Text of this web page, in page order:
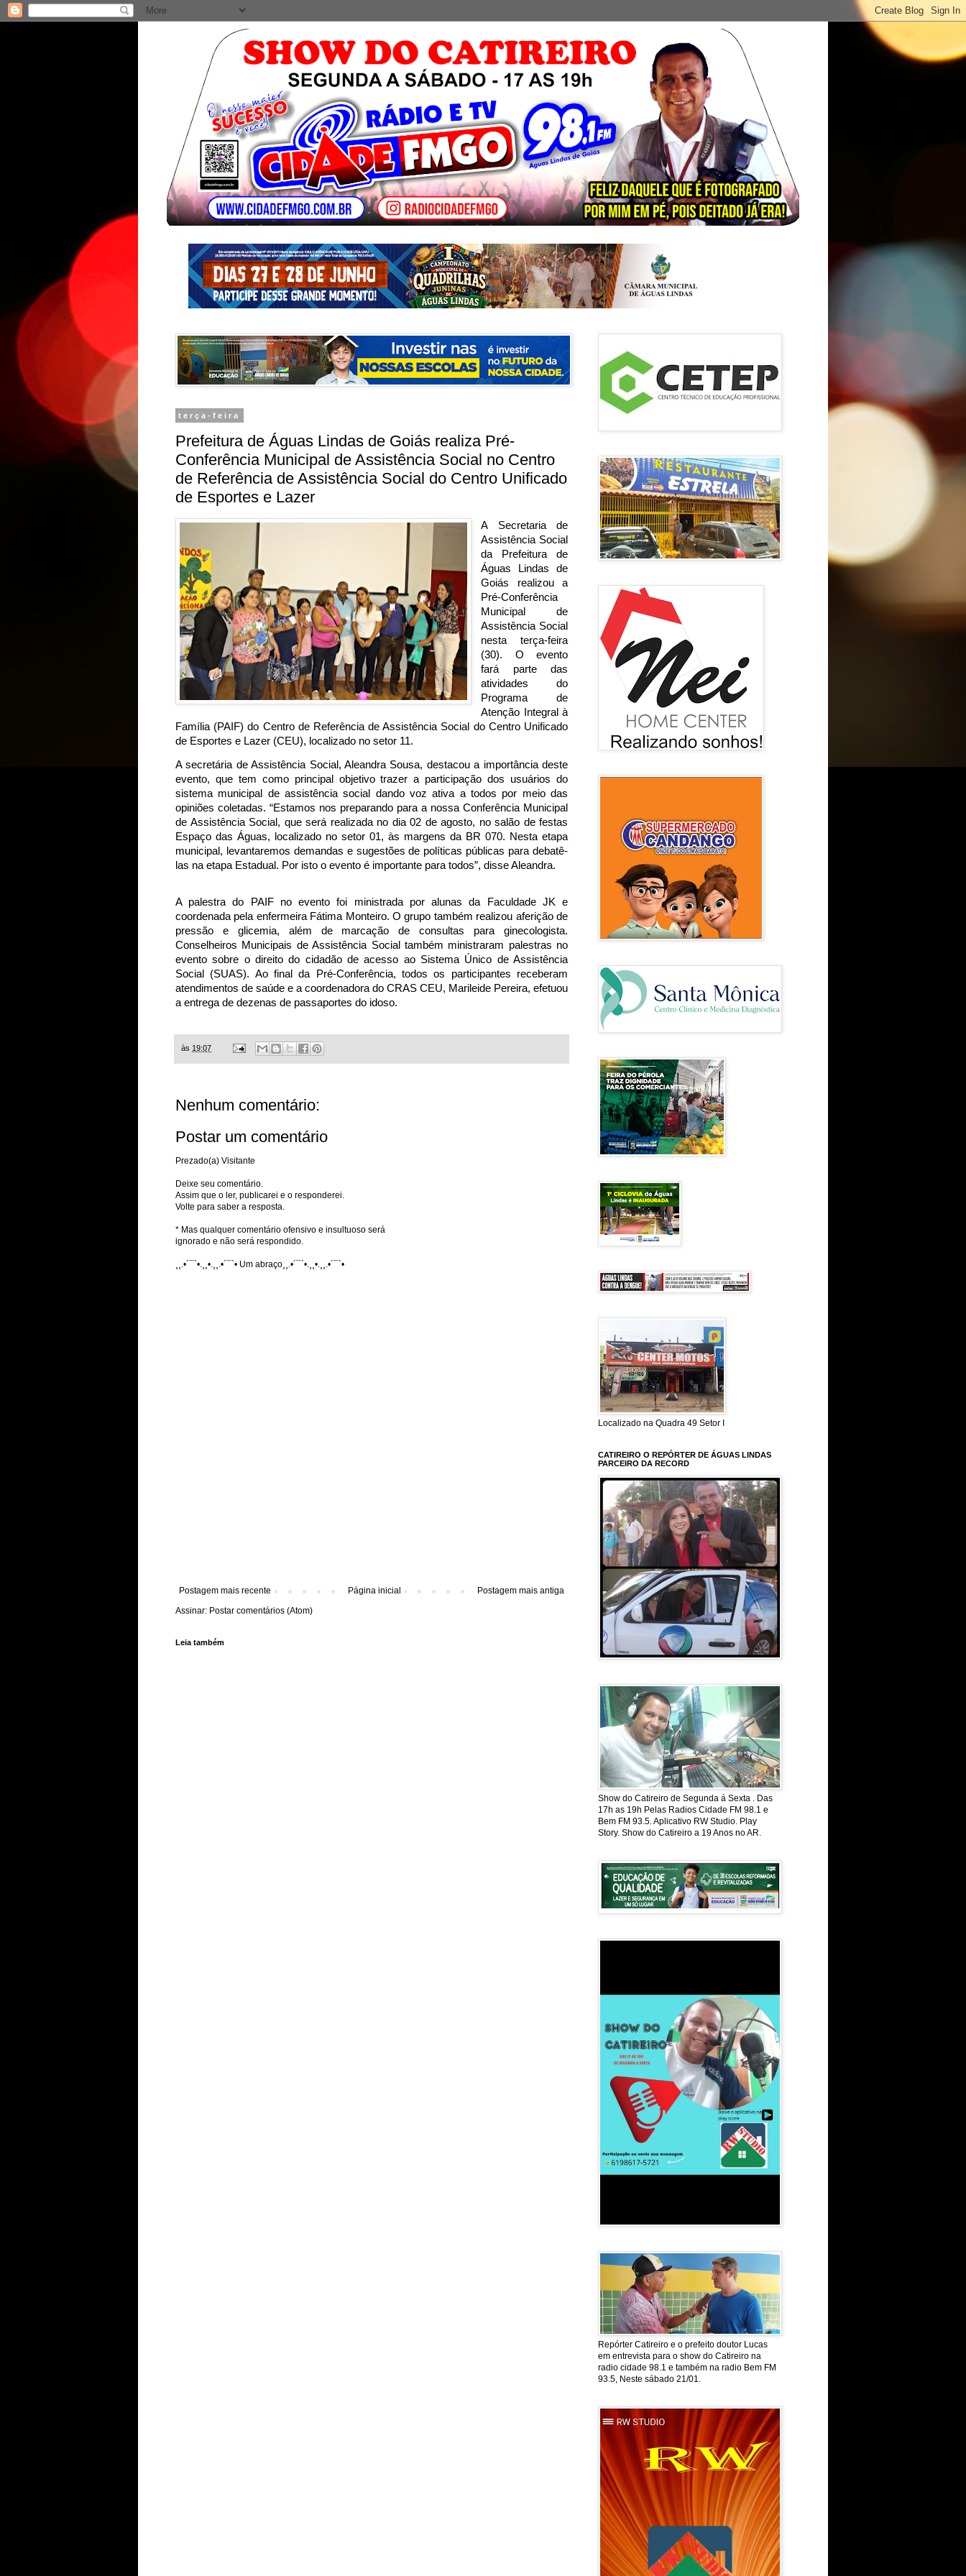
terça-feira
Prefeitura de Águas Lindas de Goiás realiza Pré-
Conferência Municipal de Assistência Social no Centro
de Referência de Assistência Social do Centro Unificado
de Esportes e Lazer
A Secretaria de
Assistência Social
da Prefeitura de
Águas Lindas de
Goiás realizou a
Pré-Conferência
Municipal de
Assistência Social
nesta terça-feira
(30). O evento
fará parte das
atividades do
Programa de
Atenção Integral à
Família (PAIF) do Centro de Referência de Assistência Social do Centro Unificado
de Esportes e Lazer (CEU), localizado no setor 11.
A secretária de Assistência Social, Aleandra Sousa, destacou a importância deste
evento, que tem como principal objetivo trazer a participação dos usuários do
sistema municipal de assistência social dando voz ativa a todos por meio das
opiniões coletadas. “Estamos nos preparando para a nossa Conferência Municipal
de Assistência Social, que será realizada no dia 02 de agosto, no salão de festas
Espaço das Águas, localizado no setor 01, às margens da BR 070. Nesta etapa
municipal, levantaremos demandas e sugestões de políticas públicas para debatê-
las na etapa Estadual. Por isto o evento é importante para todos”, disse Aleandra.
A palestra do PAIF no evento foi ministrada por alunas da Faculdade JK e
coordenada pela enfermeira Fátima Monteiro. O grupo também realizou aferição de
pressão e glicemia, além de marcação de consultas para ginecologista.
Conselheiros Municipais de Assistência Social também ministraram palestras no
evento sobre o direito do cidadão de acesso ao Sistema Único de Assistência
Social (SUAS). Ao final da Pré-Conferência, todos os participantes receberam
atendimentos de saúde e a coordenadora do CRAS CEU, Marileide Pereira, efetuou
a entrega de dezenas de passaportes do idoso.
às 19:07
Nenhum comentário:
Postar um comentário
Prezado(a) Visitante
Deixe seu comentário.
Assim que o ler, publicarei e o responderei.
Volte para saber a resposta.
* Mas qualquer comentário ofensivo e insultuoso será
ignorado e não será respondido.
¸¸.•´¯`•.¸¸•.¸¸.•´¯`• Um abraço¸¸.•´¯`•.¸¸•.¸¸.•´¯`•
Postagem mais recente Postagem mais antiga
Página inicial
Assinar: Postar comentários (Atom)
Leia também
Localizado na Quadra 49 Setor I
CATIREIRO O REPÓRTER DE ÁGUAS LINDAS
PARCEIRO DA RECORD
Show do Catireiro de Segunda á Sexta . Das
17h as 19h Pelas Radios Cidade FM 98.1 e
Bem FM 93.5. Aplicativo RW Studio. Play
Story. Show do Catireiro a 19 Anos no AR.
Repórter Catireiro e o prefeito doutor Lucas
em entrevista para o show do Catireiro na
radio cidade 98.1 e também na radio Bem FM
93.5, Neste sábado 21/01.